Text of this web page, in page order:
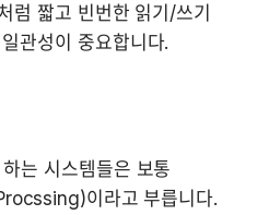
럼 짧고 빈번한 읽기/쓰기
관성이 중요합니다.
이라고 부릅니다.